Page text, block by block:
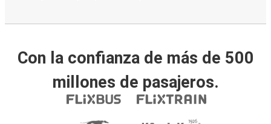
Con la confianza de más de 500
millones de pasajeros.